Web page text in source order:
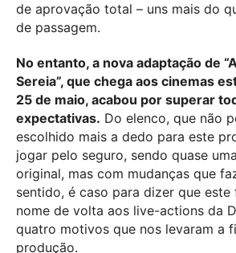
de aprovação total – uns mais do
de passagem.
No entanto, a nova adaptação de
Sereia”, que chega aos cinemas
25 de maio, acabou por superar
expectativas. Do elenco, que não
escolhido mais a dedo para este
jogar pelo seguro, sendo quase
original, mas com mudanças que
sentido, é caso para dizer que
nome de volta aos live-actions da
quatro motivos que nos levaram a
produção.